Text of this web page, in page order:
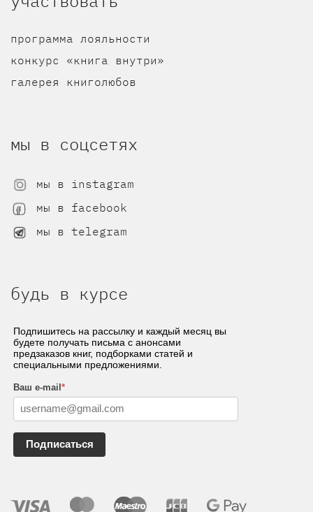
программа лояльности
конкурс «книга внутри»
галерея книголюбов
мы в соцсетях
мы в instagram
мы в facebook
мы в telegram
будь в курсе
Подпишитесь на рассылку и каждый месяц вы
будете получать письма с анонсами
предзаказов книг, подборками статей и
специальными предложениями.
Ваш e-mail*
Подписаться